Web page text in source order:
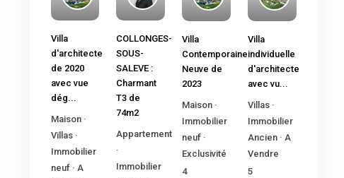
Villa
d'architecte
de 2020
avec vue
dég...
Maison·
Villas·
Immobilier
neuf· A
COLLONGES-
SOUS-
SALEVE :
Charmant
T3 de
74m2
Appartement
·
Immobilier
Villa
Contemporaine
Neuve de
2023
Maison ·
Immobilier
neuf ·
Exclusivité
4
Villa
individuelle
d'architecte
avec vu...
Villas ·
Immobilier
Ancien ·A
Vendre
5